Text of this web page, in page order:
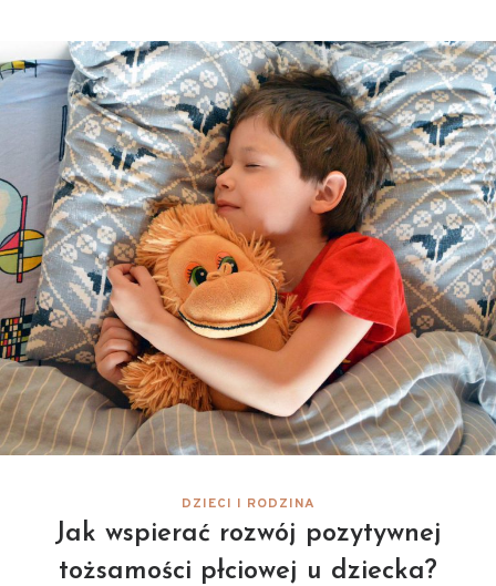
DZIECI I RODZINA
Jak wspierać rozwój pozytywnej
tożsamości płciowej u dziecka?